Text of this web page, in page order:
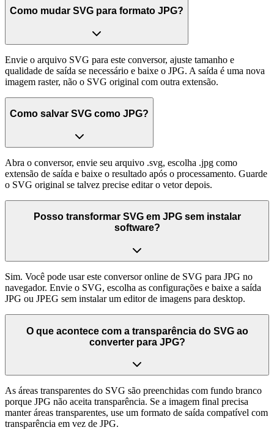
Como mudar SVG para formato JPG?
Envie o arquivo SVG para este conversor, ajuste tamanho e
qualidade de saída se necessário e baixe o JPG. A saída é uma nova
imagem raster, não o SVG original com outra extensão.
Como salvar SVG como JPG?
Abra o conversor, envie seu arquivo .svg, escolha .jpg como
extensão de saída e baixe o resultado após o processamento. Guarde
o SVG original se talvez precise editar o vetor depois.
Posso transformar SVG em JPG sem instalar
software?
Sim. Você pode usar este conversor online de SVG para JPG no
navegador. Envie o SVG, escolha as configurações e baixe a saída
JPG ou JPEG sem instalar um editor de imagens para desktop.
O que acontece com a transparência do SVG ao
converter para JPG?
As áreas transparentes do SVG são preenchidas com fundo branco
porque JPG não aceita transparência. Se a imagem final precisa
manter áreas transparentes, use um formato de saída compatível com
transparência em vez de JPG.